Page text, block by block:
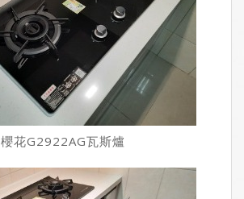
櫻花G2922AG瓦斯爐